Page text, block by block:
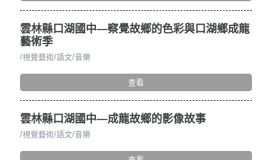
雲林縣口湖國中—察覺故鄉的色彩與口湖鄉成龍
藝術季
視覺藝術 語文 音樂
查看
雲林縣口湖國中—成龍故鄉的影像故事
視覺藝術 語文 音樂